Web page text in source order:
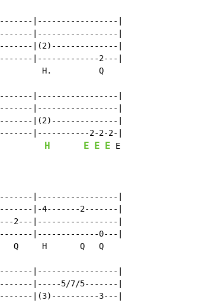
|-----------------|
|-----------------|
|(2)--------------|
|-------------2---|
H.          Q
|-----------------|
|-----------------|
|(2)--------------|
|-----------2-2-2-|
W
H E E E E
|-----------------|
|-4-------2-------|
2---|-----------------|
|-------------0---|
Q     H       Q   Q
|-----------------|
|-----5/7/5-------|
|(3)----------3---|